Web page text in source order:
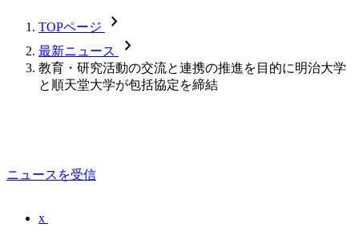
TOPページ chevron_forward
最新ニュース chevron_forward
教育・研究活動の交流と連携の推進を目的に明治大学
と順天堂大学が包括協定を締結
ニュースを受信
x